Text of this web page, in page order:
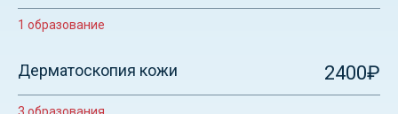
1 образование
Дерматоскопия кожи 2400₽
3 образования